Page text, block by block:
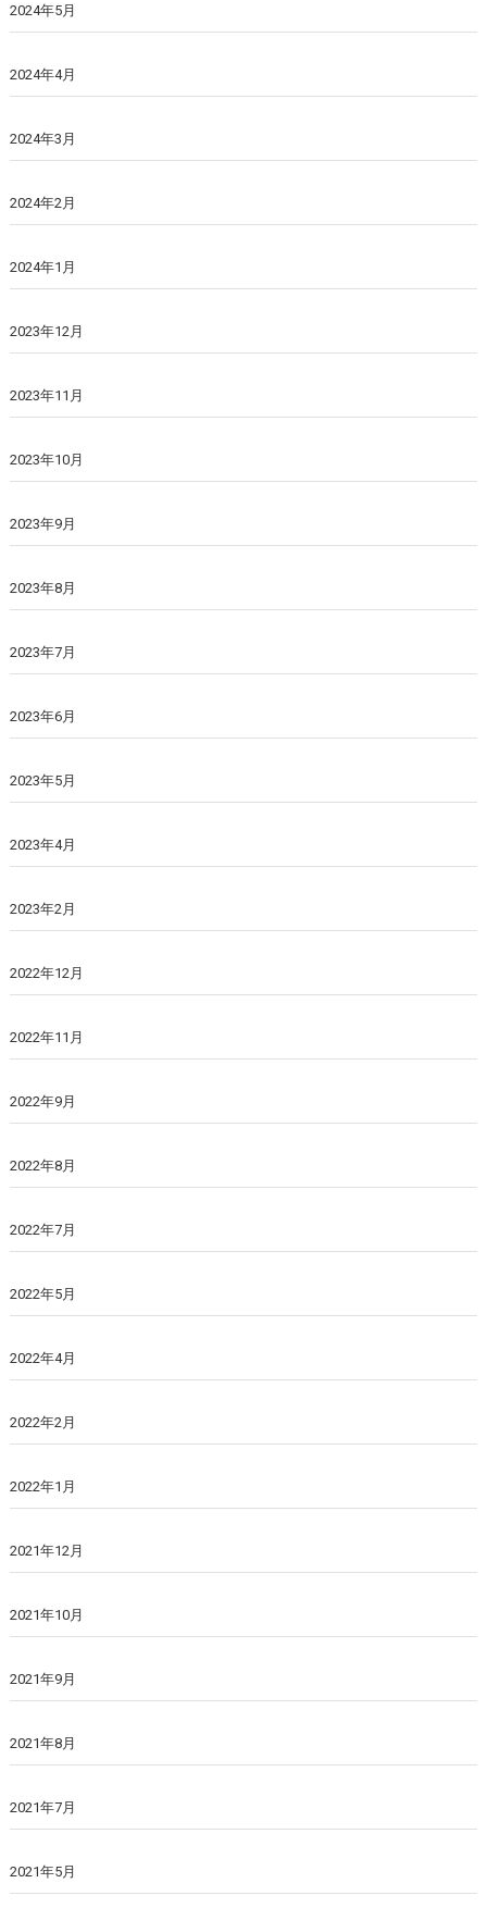
2024年5月
2024年4月
2024年3月
2024年2月
2024年1月
2023年12月
2023年11月
2023年10月
2023年9月
2023年8月
2023年7月
2023年6月
2023年5月
2023年4月
2023年2月
2022年12月
2022年11月
2022年9月
2022年8月
2022年7月
2022年5月
2022年4月
2022年2月
2022年1月
2021年12月
2021年10月
2021年9月
2021年8月
2021年7月
2021年5月